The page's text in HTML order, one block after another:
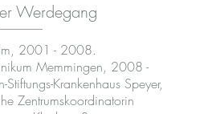
Werdegang
2001 - 2008.
Memmingen, 2008 -
Krankenhaus Speyer,
Zentrumskoordinatorin